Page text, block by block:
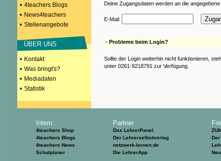
• 4teachers Blogs
• News4teachers
• Stellenangebote
ÜBER UNS
• Kontakt
• Was bringt's?
• Mediadaten
• Statistik
Deine Zugangsdaten werden an die
E-Mail:
- Probleme beim Login?
Sollte der Login weiterhin nicht funktionieren,
unter 0261-9218791 zur Verfügung.
Intern
4teachers Shop
4teachers Blogs
4teachers News
Schulplaner
Partner
Das LehrerPanel
Der Lehrerselbstverlag
netzwerk-lernen.de
Die LehrerApp